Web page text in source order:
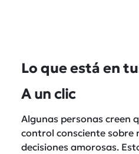
Lo que está en
A un clic
Algunas personas creen
control consciente sobre
decisiones amorosas.